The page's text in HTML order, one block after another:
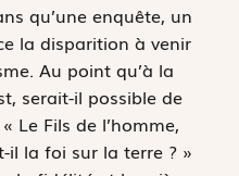
qu’une enquête, un
la disparition à venir
Au point qu’à la
serait-il possible de
« Le Fils de l’homme,
il la foi sur la terre ? »